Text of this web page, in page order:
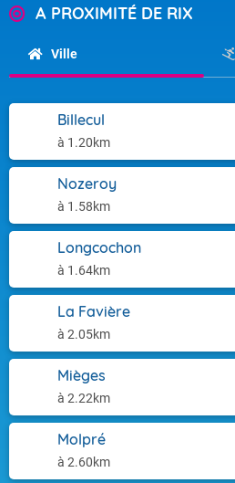
A PROXIMITÉ DE RIX
Ville
Billecul
à 1.20km
Nozeroy
à 1.58km
Longcochon
à 1.64km
La Favière
à 2.05km
Mièges
à 2.22km
Molpré
à 2.60km